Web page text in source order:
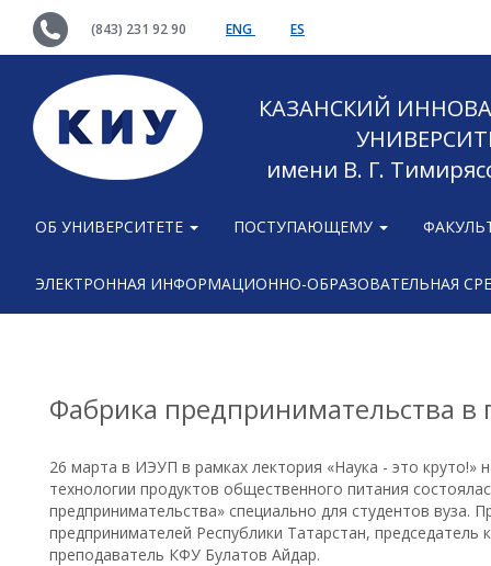
(843) 231 92 90 ENG ES
КАЗАНСКИЙ
имени В. Г.
ОБ УНИВЕРСИТЕТЕ ПОСТУПАЮЩЕМУ
ЭЛЕКТРОННАЯ ИНФОРМАЦИОННО-ОБРАЗОВАТЕЛЬНАЯ
Фабрика предпринимательства в
26 марта в ИЭУП в рамках лектория «Наука - это круто!»
технологии продуктов общественного питания
предпринимательства» специально для студентов вуза.
предпринимателей Республики Татарстан, председатель
преподаватель КФУ Булатов Айдар.